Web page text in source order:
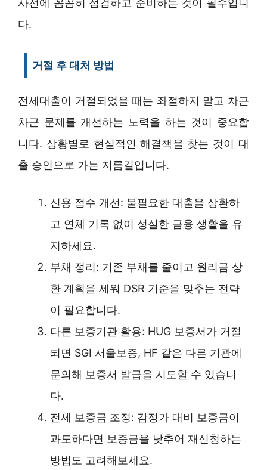
다.
거절 후 대처 방법
전세대출이 거절되었을 때는 좌절하지 말고 차근
차근 문제를 개선하는 노력을 하는 것이 중요합
니다. 상황별로 현실적인 해결책을 찾는 것이 대
출 승인으로 가는 지름길입니다.
신용 점수 개선: 불필요한 대출을 상환하
고 연체 기록 없이 성실한 금융 생활을 유
지하세요.
부채 정리: 기존 부채를 줄이고 원리금 상
환 계획을 세워 DSR 기준을 맞추는 전략
이 필요합니다.
다른 보증기관 활용: HUG 보증서가 거절
되면 SGI 서울보증, HF 같은 다른 기관에
문의해 보증서 발급을 시도할 수 있습니
다.
전세 보증금 조정: 감정가 대비 보증금이
과도하다면 보증금을 낮추어 재신청하는
방법도 고려해보세요.